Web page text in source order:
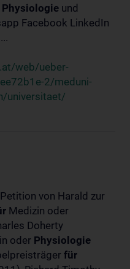
Physiologie und
Facebook LinkedIn
web/ueber-
2/meduni-
universitaet/
von Harald zur
Medizin oder
Doherty
oder Physiologie
für